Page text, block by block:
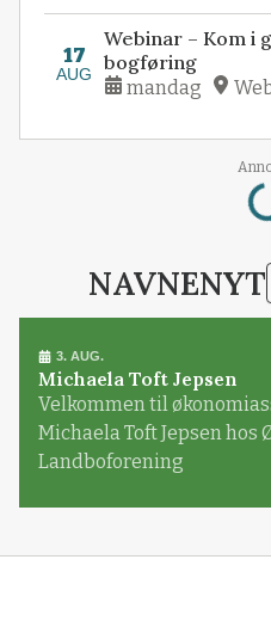
17
AUG
Webinar – Kom i
bogføring
mandag
NAVNENYT
3. AUG.
Michaela Toft Jepsen
Velkommen til
Michaela Toft Jepsen hos
Landboforening